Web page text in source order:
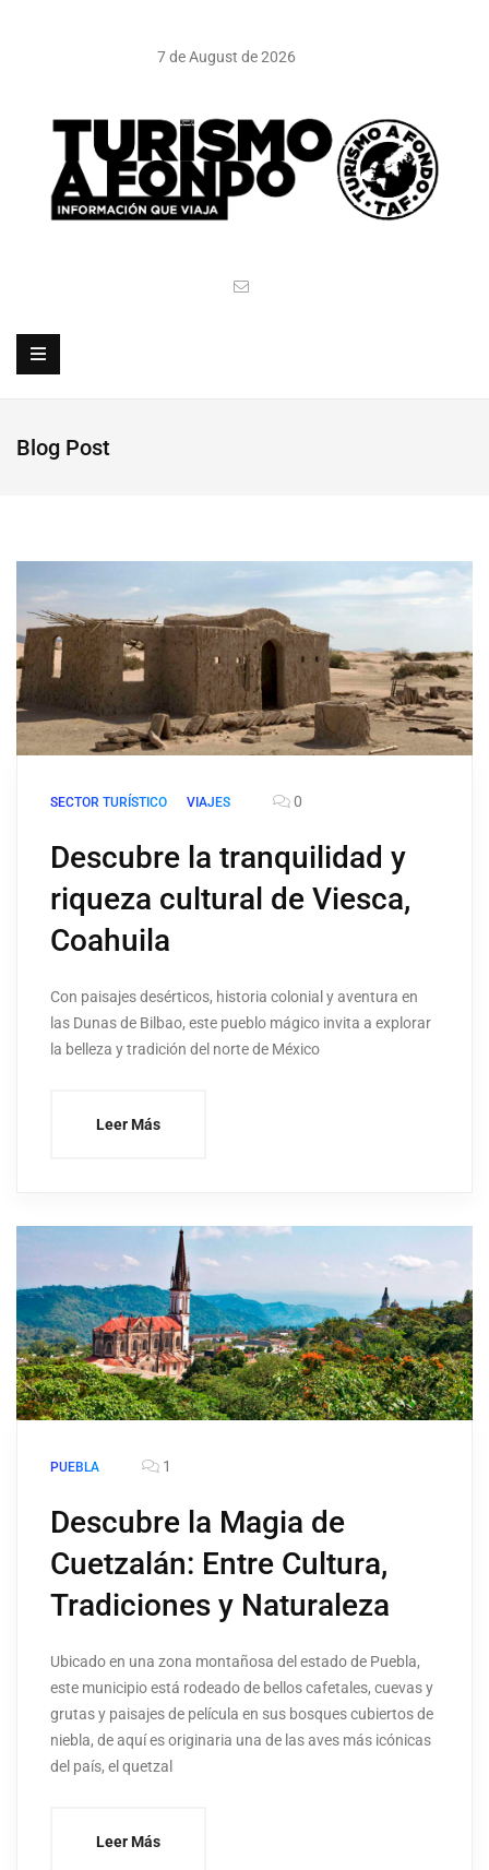
7 de August de 2026
Blog Post
SECTOR TURÍSTICO VIAJES 0
Descubre la tranquilidad y
riqueza cultural de Viesca,
Coahuila
Con paisajes desérticos, historia colonial y aventura en
las Dunas de Bilbao, este pueblo mágico invita a explorar
la belleza y tradición del norte de México
Leer Más
PUEBLA 1
Descubre la Magia de
Cuetzalán: Entre Cultura,
Tradiciones y Naturaleza
Ubicado en una zona montañosa del estado de Puebla,
este municipio está rodeado de bellos cafetales, cuevas y
grutas y paisajes de película en sus bosques cubiertos de
niebla, de aquí es originaria una de las aves más icónicas
del país, el quetzal
Leer Más